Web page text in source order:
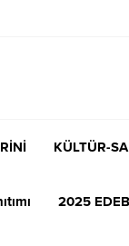
KÜLTÜR-
2025